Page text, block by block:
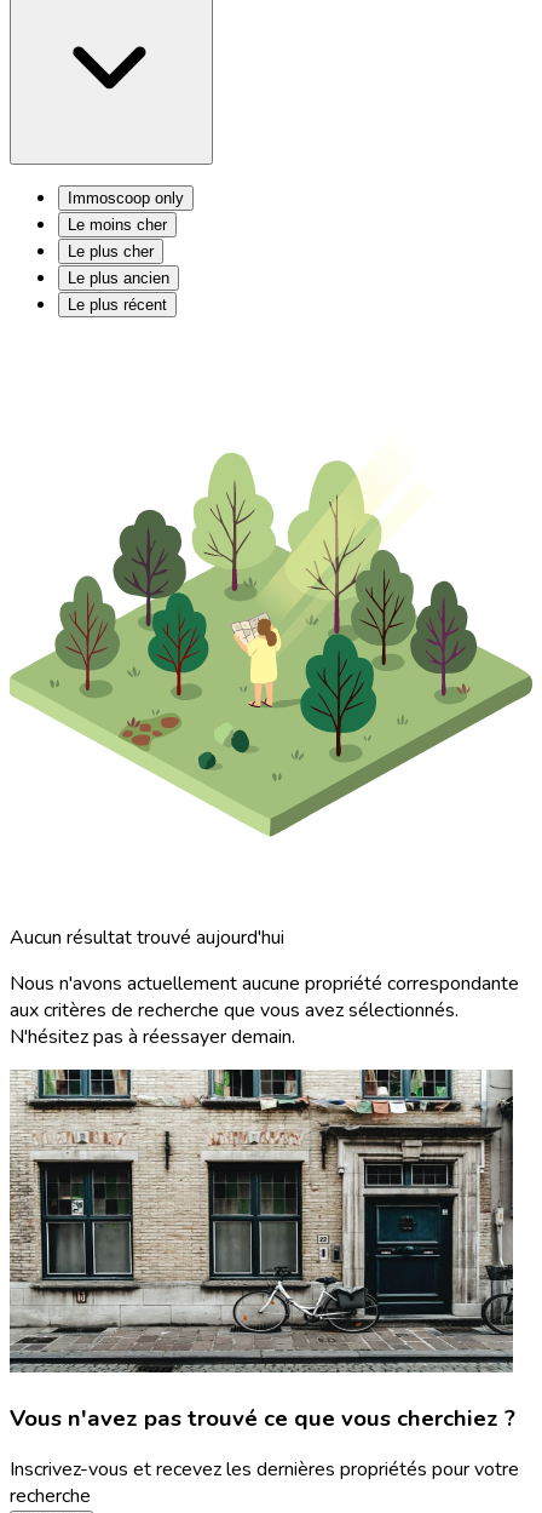
Immoscoop only
Le moins cher
Le plus cher
Le plus ancien
Le plus récent
Aucun résultat trouvé aujourd'hui
Nous n'avons actuellement aucune propriété correspondante
aux critères de recherche que vous avez sélectionnés.
N'hésitez pas à réessayer demain.
Vous n'avez pas trouvé ce que vous cherchiez ?
Inscrivez-vous et recevez les dernières propriétés pour votre
recherche